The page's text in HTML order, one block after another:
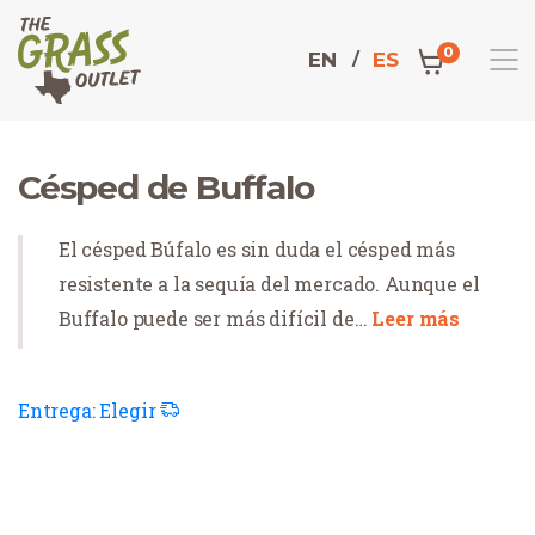
EN ES 0
Domicilio
Césped de Buffalo
El césped Búfalo es sin duda el césped más
resistente a la sequía del mercado. Aunque el
Buffalo puede ser más difícil de… Leer más
Entrega:Elegir